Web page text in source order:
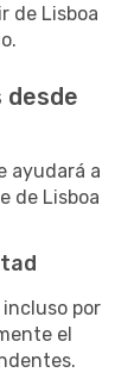
de Lisboa
ayudará a
de Lisboa
por
el